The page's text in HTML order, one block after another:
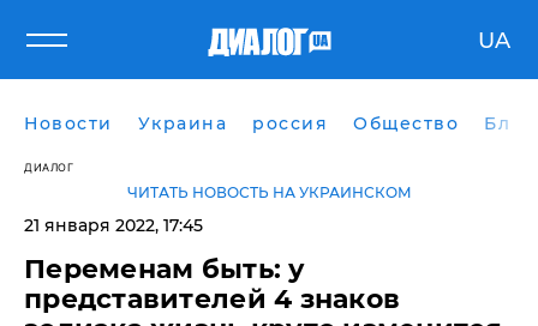
UA
Новости Украина россия Общество
ДИАЛОГ
ЧИТАТЬ НОВОСТЬ НА УКРАИНСКОМ
21 января 2022, 17:45
Переменам быть: у
представителей 4 знаков